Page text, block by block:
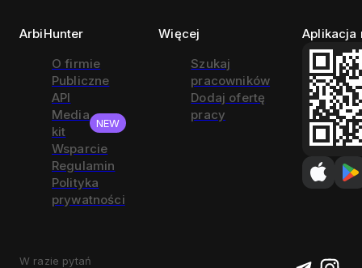
ArbiHunter
O firmie
Publiczne
API
Media
kit
NEW
Wsparcie
Regulamin
Polityka
prywatności
Więcej
Szukaj
pracowników
Dodaj ofertę
pracy
Aplikacja
W razie pytań